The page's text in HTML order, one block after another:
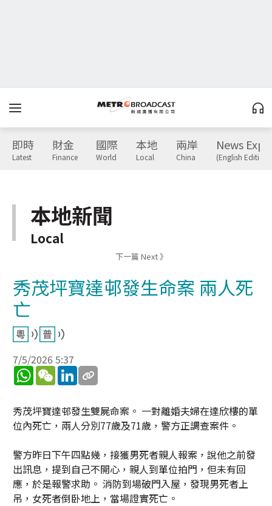
即時
Latest
財金
Finance
國際
World
本地
Local
兩岸
China
News
(English Edition)
本地新聞
Local
下一篇 Next 》
秀茂坪寶達邨發生命案 兩人死
亡
7/5/2026 5:37
WhatsApp
WeChatLinkedIn
秀茂坪寶達邨發生雙屍命案。 一對離婚夫婦在達欣樓的單
位內死亡，兩人分別77歲及71歲，警方正調查案件。
警方昨日下午四點幾，接獲男死者親人報案，說他之前發
出訊息，提到自己不開心，親人到單位拍門，但未有回
應，於是報警求助。 消防到場破門入屋，發現男死者上
吊，女死者倒卧地上，當場證實死亡。